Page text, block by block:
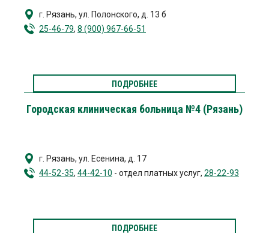
г. Рязань, ул. Полонского, д. 13 б
25-46-79, 8 (900) 967-66-51
ПОДРОБНЕЕ
Городская клиническая больница №4 (Рязань)
г. Рязань, ул. Есенина, д. 17
44-52-35, 44-42-10 - отдел платных услуг, 28-22-93
ПОДРОБНЕЕ